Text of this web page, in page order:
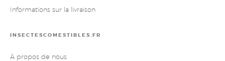
Informations sur la livraison
INSECTESCOMESTIBLES.FR
À propos de nous